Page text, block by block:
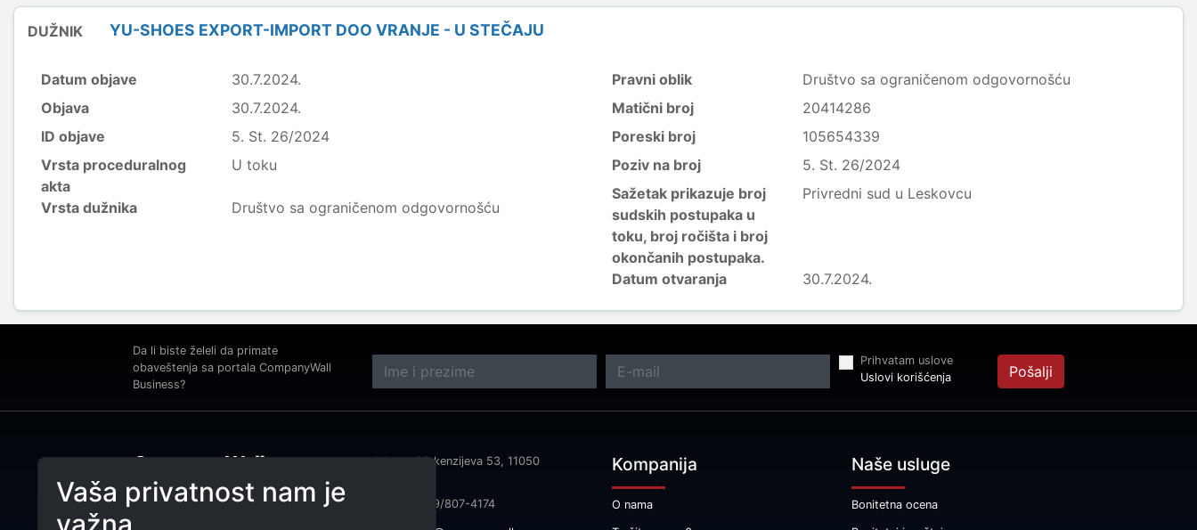
DUŽNIK YU-SHOES EXPORT-IMPORT DOO VRANJE - U STEČAJU
Datum objave
30.7.2024.
Objava
30.7.2024.
ID objave
5. St. 26/2024
Vrsta proceduralnog
akta
U toku
Vrsta dužnika Društvo sa ograničenom odgovornošću
Pravni oblik
Društvo sa ograničenom odgovornošću
Matični broj
20414286
Poreski broj
105654339
Poziv na broj
5. St. 26/2024
Sažetak prikazuje broj
sudskih postupaka u
toku, broj ročišta i broj
okončanih postupaka.
Privredni sud u Leskovcu
Datum otvaranja 30.7.2024.
Da li biste želeli da primate
obaveštenja sa portala CompanyWall
Business?
Prihvatam uslove
Uslovi korišćenja
Pošalji
Adresa: Makenzijeva 53, 11050
Telefon: 069/807-4174
Kompanija
O nama
Naše usluge
Bonitetna ocena
Vaša privatnost nam je